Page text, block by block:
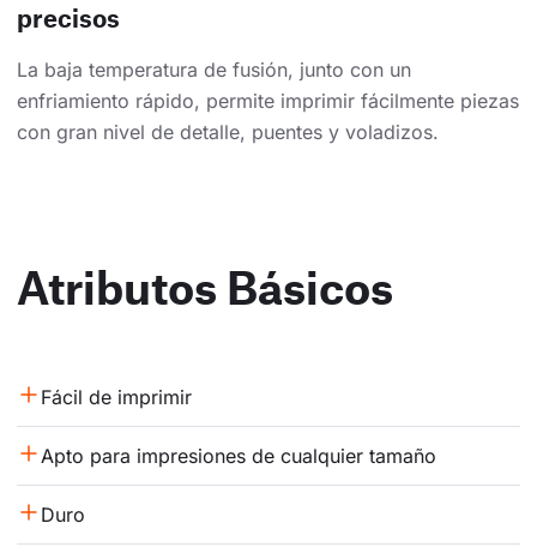
precisos
La baja temperatura de fusión, junto con un
enfriamiento rápido, permite imprimir fácilmente piezas
con gran nivel de detalle, puentes y voladizos.
Atributos Básicos
Fácil de imprimir
Apto para impresiones de cualquier tamaño
Duro